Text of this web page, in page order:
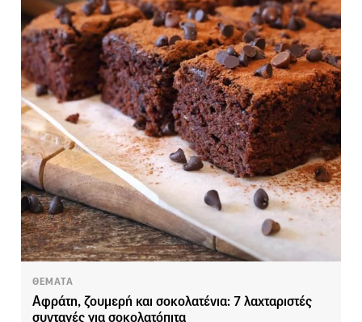
ΘΕΜΑΤΑ
Αφράτη, ζουμερή και σοκολατένια: 7 λαχταριστές
συνταγές για σοκολατόπιτα